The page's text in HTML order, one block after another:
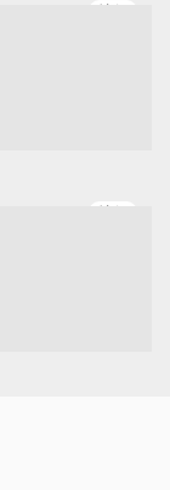
特價
特價